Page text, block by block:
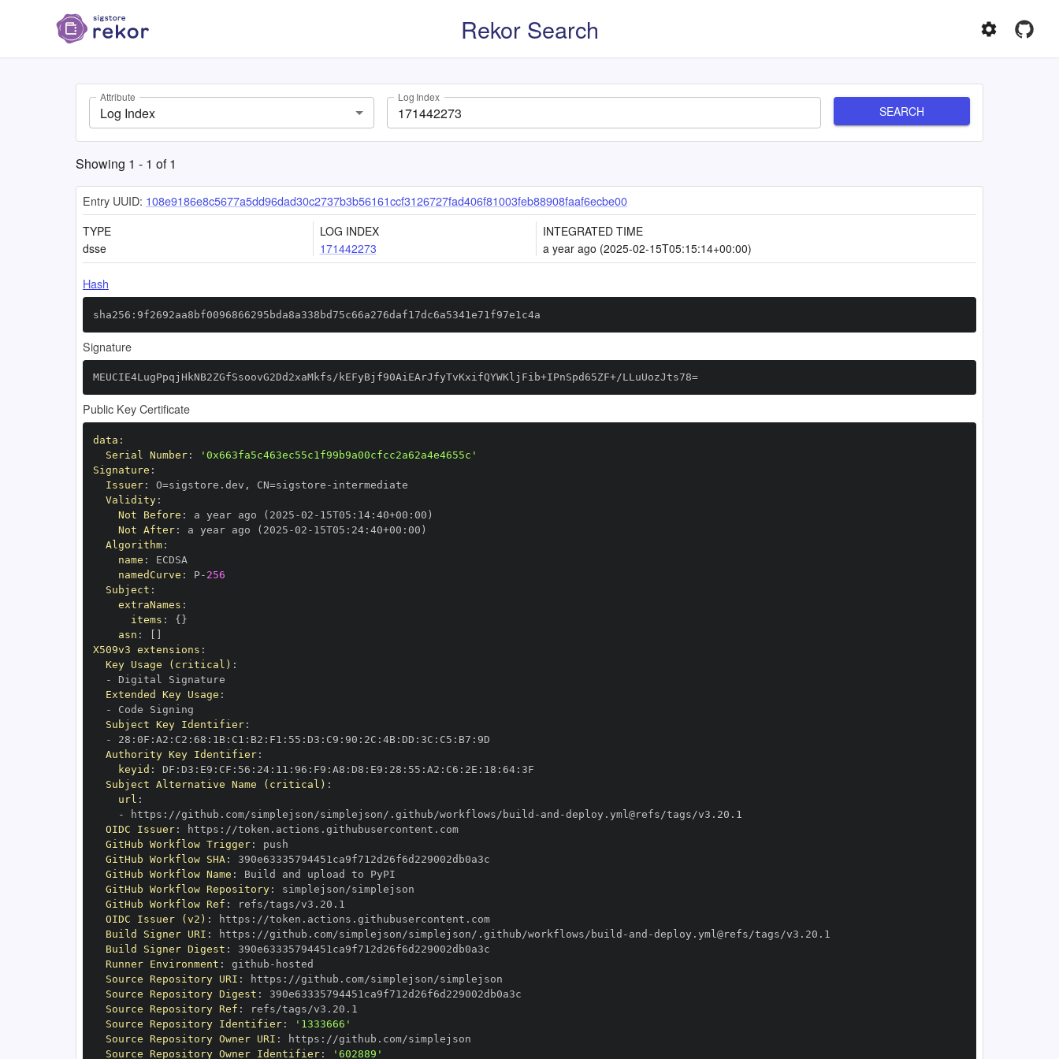
Rekor Search
Attribute
Log Index
Log Index
SEARCH
Showing 1 - 1 of1
Entry UUID: 108e9186e8c5677a5dd96dad30c2737b3b56161ccf3126727fad406f81003feb88908faaf6ecbe00
TYPE
dsse
LOG INDEX
171442273
INTEGRATED TIME
a year ago (2025-02-15T05:15:14+00:00)
Hash
sha256:9f2692aa8bf0096866295bda8a338bd75c66a276daf17dc6a5341e71f97e1c4a
Signature
MEUCIE4LugPpqjHkNB2ZGfSsoovG2Dd2xaMkfs/kEFyBjf90AiEArJfyTvKxifQYWKljFib+IPnSpd65ZF+/LLuUozJts78=
Public Key Certificate
data :
Serial Number:
'0x663fa5c463ec55c1f99b9a00cfcc2a62a4e4655c'
Signature :
Issuer: O=sigstore.dev , CN=sigstore -
Validity:
Not Before : a year ago (2025 -02 - 15T05 : 14: 40+00 :
Not After: a year ago (2025 -02 - 15T05 : 24: 40+00 :
Algorithm:
name :
namedCurve : P- 256
Subject :
extraNames :
items : { }
asn :
X509v3 extensions :
Key Usage (critical) :
-
Extended Key Usage :
-
Subject Key Identifier:
-
28 : 0F : A2 : C2 : 68 : 1B: C1 : B2 : F1 : 55 : D3 : C9 : 90 : 2C : 4B: DD : 3C : C5 : B7 :
Authority Key Identifier:
keyid : DF : D3 : E9 : CF : 56 : 24: 11 : 96 : F9 : A8 : D8 : E9 : 28 : 55 : A2 : C6 : 2E : 18 : 64:
Subject Alternative Name (critical) :
url :
-
https : //github.com/simplejson/simplejson/.github/workflows/build - and -
OIDC Issuer: https :
//token.actions.githubusercontent.com
GitHub Workflow Trigger:
GitHub Workflow SHA:
GitHub Workflow Name :
GitHub Workflow Repository:
GitHub Workflow Ref :
OIDC Issuer (v2) : https :
//token.actions.githubusercontent.com
Build Signer URI : https : //github.com/simplejson/simplejson/.github/workflows/build - and -
Build Signer Digest :
Runner Environment : github -
Source Repository URI : https :
Source Repository Digest :
Source Repository Ref :
Source Repository Identifier:
'1333666'
Source Repository Owner URI : https :
Source Repository Owner Identifier: '602889'